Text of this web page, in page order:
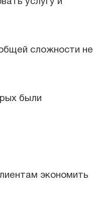
сложности не
были
экономить